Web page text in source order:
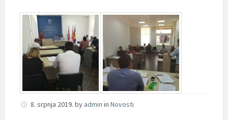
8. srpnja 2019. by admin in Novosti